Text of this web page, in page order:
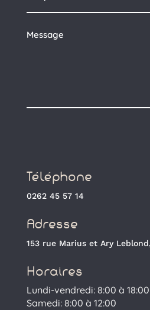
Téléphone
0262 45 57 14
Adresse
153 rue Marius et Ary
Horaires
Lundi-vendredi: 8:00 à 18:00
Samedi: 8:00 à 12:00